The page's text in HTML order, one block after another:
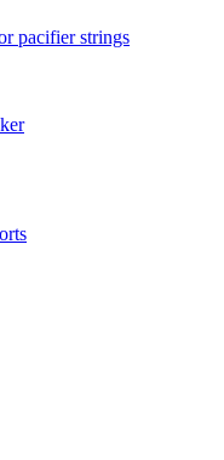
pacifier strings